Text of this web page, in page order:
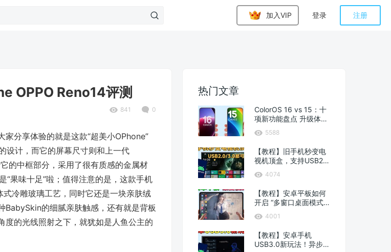
加入VIP 登录 注册
OPPO Reno14评测
841 0
分享体验的就是这款“超美小OPhone”
设计，而它的屏幕尺寸则和上一代
的中框部分，采用了很有质感的金属材
“果味十足”啦；值得注意的是，这款手机
冷雕玻璃工艺，同时它还是一块亲肤绒
BabySkin的细腻亲肤触感，还有就是背板
度的光线照射之下，就犹如是人鱼公主的
热门文章
ColorOS 16 vs 15：十
项新功能盘点 升级体验
5588
【教程】旧手机秒变电
视机顶盒，支持USB2.0
4074
【教程】安卓平板如何
开启 “多窗口桌面模式”
4001
【教程】安卓手机
USB3.0新玩法！异步